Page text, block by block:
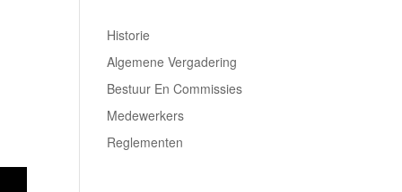
Historie
Algemene Vergadering
Bestuur En Commissies
Medewerkers
Reglementen